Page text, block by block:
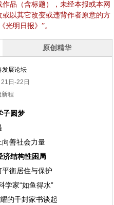
品（含标题），未经本报或本网
以其它改变或违背作者原意的方
光明日报》”。